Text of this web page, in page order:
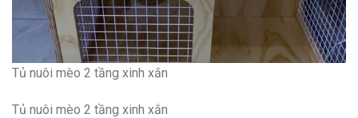
Tủ nuôi mèo 2 tầng xinh xắn
Tủ nuôi mèo 2 tầng xinh xắn